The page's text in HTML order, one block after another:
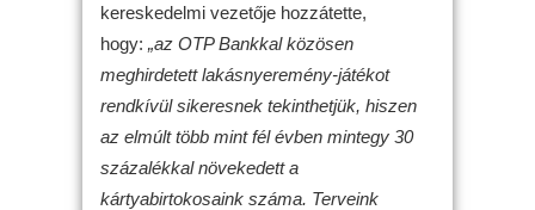
kereskedelmi vezetője hozzátette,
hogy: „az OTP Bankkal közösen
meghirdetett lakásnyeremény-játékot
rendkívül sikeresnek tekinthetjük, hiszen
az elmúlt több mint fél évben mintegy 30
százalékkal növekedett a
kártyabirtokosaink száma. Terveink